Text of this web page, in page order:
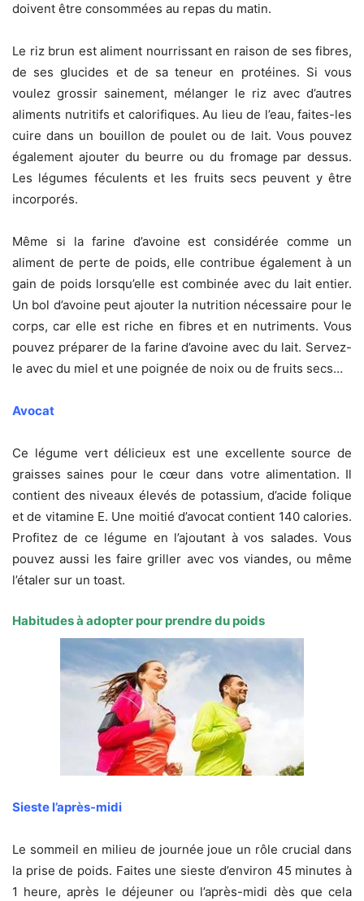
doivent être consommées au repas du matin.
Le riz brun est aliment nourrissant en raison de ses fibres,
de ses glucides et de sa teneur en protéines. Si vous
voulez grossir sainement, mélanger le riz avec d’autres
aliments nutritifs et calorifiques. Au lieu de l’eau, faites-les
cuire dans un bouillon de poulet ou de lait. Vous pouvez
également ajouter du beurre ou du fromage par dessus.
Les légumes féculents et les fruits secs peuvent y être
incorporés.
Même si la farine d’avoine est considérée comme un
aliment de perte de poids, elle contribue également à un
gain de poids lorsqu’elle est combinée avec du lait entier.
Un bol d’avoine peut ajouter la nutrition nécessaire pour le
corps, car elle est riche en fibres et en nutriments. Vous
pouvez préparer de la farine d’avoine avec du lait. Servez-
le avec du miel et une poignée de noix ou de fruits secs…
Avocat
Ce légume vert délicieux est une excellente source de
graisses saines pour le cœur dans votre alimentation. Il
contient des niveaux élevés de potassium, d’acide folique
et de vitamine E. Une moitié d’avocat contient 140 calories.
Profitez de ce légume en l’ajoutant à vos salades. Vous
pouvez aussi les faire griller avec vos viandes, ou même
l’étaler sur un toast.
Habitudes à adopter pour prendre du poids
Sieste l’après-midi
Le sommeil en milieu de journée joue un rôle crucial dans
la prise de poids. Faites une sieste d’environ 45 minutes à
1 heure, après le déjeuner ou l’après-midi dès que cela